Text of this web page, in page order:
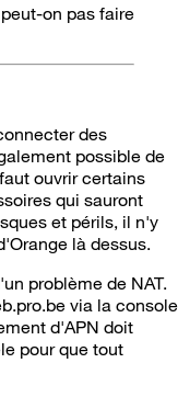
on pas faire
des
possible de
ouvrir certains
qui sauront
et périls, il n'y
là dessus.
problème de NAT.
via la console
d'APN doit
pour que tout